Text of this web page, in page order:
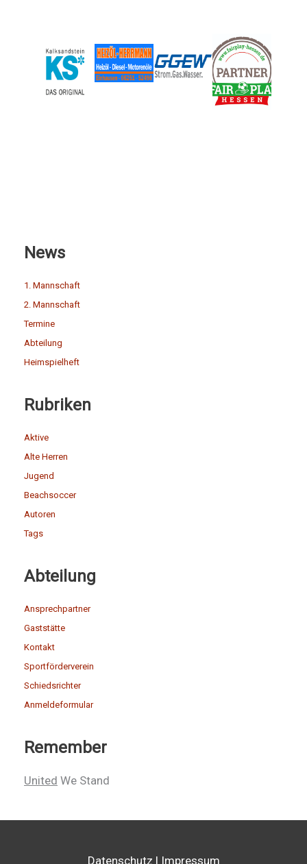
News
1. Mannschaft
2. Mannschaft
Termine
Abteilung
Heimspielheft
Rubriken
Aktive
Alte Herren
Jugend
Beachsoccer
Autoren
Tags
Abteilung
Ansprechpartner
Gaststätte
Kontakt
Sportförderverein
Schiedsrichter
Anmeldeformular
Remember
United We Stand
Datenschutz | Impressum